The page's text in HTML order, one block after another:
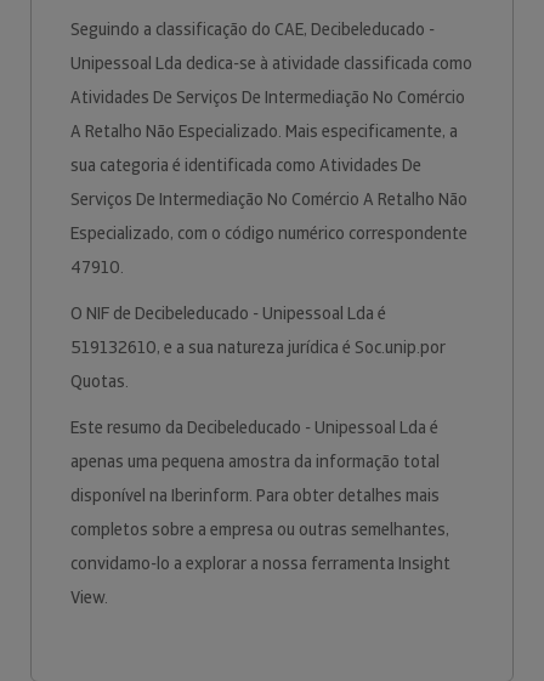
Seguindo a classificação do CAE, Decibeleducado -
Unipessoal Lda dedica-se à atividade classificada como
Atividades De Serviços De Intermediação No Comércio
A Retalho Não Especializado. Mais especificamente, a
sua categoria é identificada como Atividades De
Serviços De Intermediação No Comércio A Retalho Não
Especializado, com o código numérico correspondente
47910.
O NIF de Decibeleducado - Unipessoal Lda é
519132610, e a sua natureza jurídica é Soc.unip.por
Quotas.
Este resumo da Decibeleducado - Unipessoal Lda é
apenas uma pequena amostra da informação total
disponível na Iberinform. Para obter detalhes mais
completos sobre a empresa ou outras semelhantes,
convidamo-lo a explorar a nossa ferramenta Insight
View.